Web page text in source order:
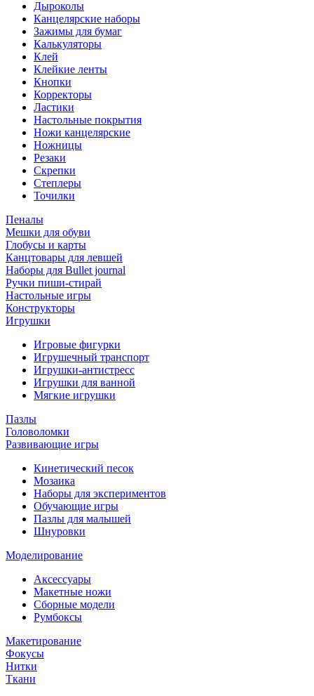
Дыроколы
Канцелярские наборы
Зажимы для бумаг
Калькуляторы
Клей
Клейкие ленты
Кнопки
Корректоры
Ластики
Настольные покрытия
Ножи канцелярские
Ножницы
Резаки
Скрепки
Степлеры
Точилки
Пеналы
Мешки для обуви
Глобусы и карты
Канцтовары для левшей
Наборы для Bullet journal
Ручки пиши-стирай
Настольные игры
Конструкторы
Игрушки
Игровые фигурки
Игрушечный транспорт
Игрушки-антистресс
Игрушки для ванной
Мягкие игрушки
Пазлы
Головоломки
Развивающие игры
Кинетический песок
Мозаика
Наборы для экспериментов
Обучающие игры
Пазлы для малышей
Шнуровки
Моделирование
Аксессуары
Макетные ножи
Сборные модели
Румбоксы
Макетирование
Фокусы
Нитки
Ткани